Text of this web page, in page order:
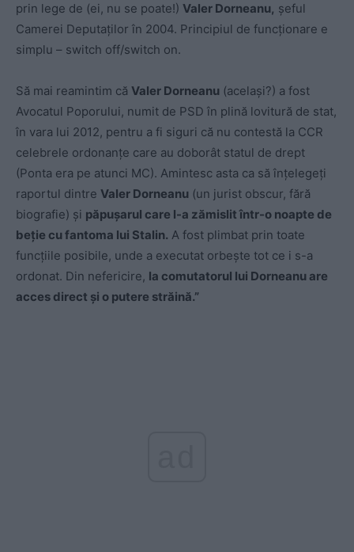
prin lege de (ei, nu se poate!) Valer Dorneanu, șeful
Camerei Deputaților în 2004. Principiul de funcționare e
simplu – switch off/switch on.
Să mai reamintim că Valer Dorneanu (același?) a fost
Avocatul Poporului, numit de PSD în plină lovitură de stat,
în vara lui 2012, pentru a fi siguri că nu contestă la CCR
celebrele ordonanțe care au doborât statul de drept
(Ponta era pe atunci MC). Amintesc asta ca să înțelegeți
raportul dintre Valer Dorneanu (un jurist obscur, fără
biografie) și păpușarul care l-a zămislit într-o noapte de
beție cu fantoma lui Stalin. A fost plimbat prin toate
funcțiile posibile, unde a executat orbește tot ce i s-a
ordonat. Din nefericire, la comutatorul lui Dorneanu are
acces direct și o putere străină.”